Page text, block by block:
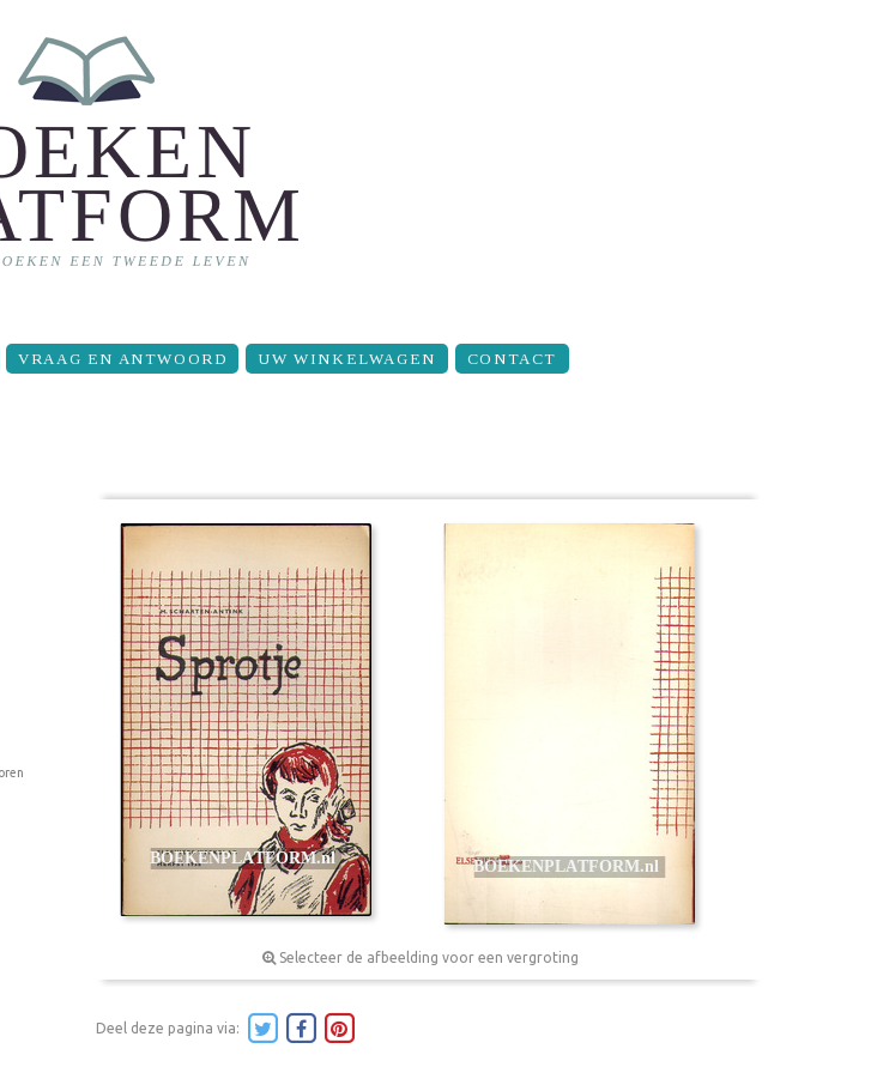
VRAAG EN ANTWOORD UW WINKELWAGEN CONTACT
Selecteer de afbeelding voor een vergroting
Deel deze pagina via: